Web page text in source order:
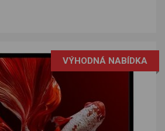
VÝHODNÁ NABÍDKA